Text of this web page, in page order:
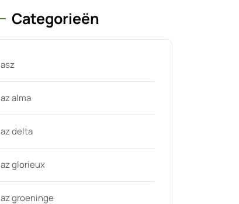
Categorieën
asz
az alma
az delta
az glorieux
az groeninge